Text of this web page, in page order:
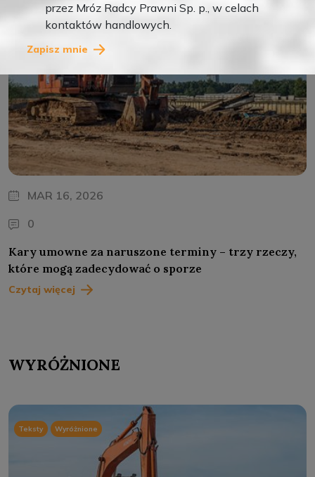
MAR 16, 2026
0
Kary umowne za naruszone terminy – trzy rzeczy,
które mogą zadecydować o sporze
Czytaj więcej
WYRÓŻNIONE
Teksty Wyróżnione
przez Mróz Radcy Prawni Sp. p., w celach
kontaktów handlowych.
Zapisz mnie